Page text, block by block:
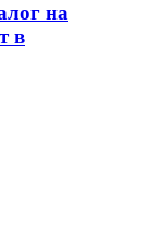
на
в